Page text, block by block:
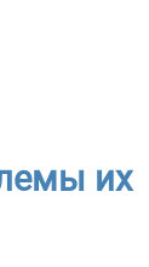
их